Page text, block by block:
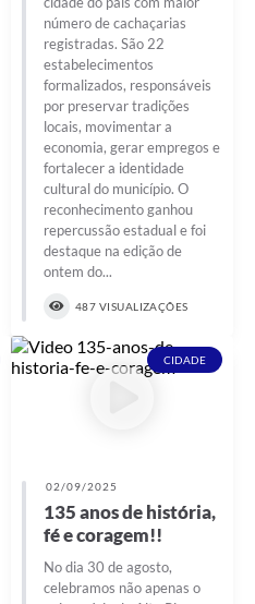
número de cachaçarias
registradas. São 22
estabelecimentos
formalizados, responsáveis
por preservar tradições
locais, movimentar a
economia, gerar empregos e
fortalecer a identidade
cultural do município. O
reconhecimento ganhou
repercussão estadual e foi
destaque na edição de
ontem do...
487 VISUALIZAÇÕES
CIDADE
02/09/2025
135 anos de história,
fé e coragem!!
No dia 30 de agosto,
celebramos não apenas o